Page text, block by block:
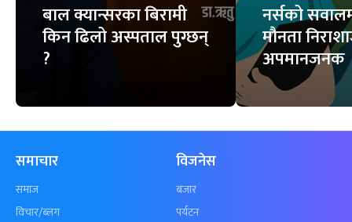
बाल क्यान्सरका बिरामी
किन ढिलो अस्पताल पुग्छन्
?
नर्सको
मौनता
अपमानजनक
समाचार
समाज
विचार/ब्लग
विजनेस
बजार
पर्यटन